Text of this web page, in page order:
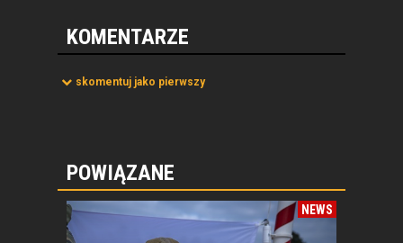
KOMENTARZE
skomentuj jako pierwszy
POWIĄZANE
NEWS